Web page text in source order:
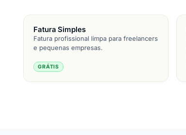
Fatura Simples
Fatura profissional limpa para freelancers
e pequenas empresas.
GRÁTIS